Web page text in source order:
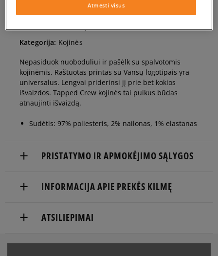
PREKĖS APRAŠYMAS
Prekės kodas:V569J0Y
Kategorija: Kojinės
Nepasiduok nuoboduliui ir pašėlk su spalvotomis
kojinėmis. Raštuotas printas su Vansų logotipais yra
universalus. Lengvai priderinsi jį prie bet kokios
išvaizdos. Tapped Crew kojinės tai puikus būdas
atnaujinti išvaizdą.
Sudėtis: 97% poliesteris, 2% nailonas, 1% elastanas
PRISTATYMO IR APMOKĖJIMO SĄLYGOS
Pristatymas:
INFORMACIJA APIE PREKĖS KILMĘ
Posthofbrug 2-4
ATSILIEPIMAI
Atmesti visus